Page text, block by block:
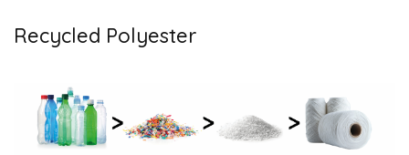
Recycled Polyester